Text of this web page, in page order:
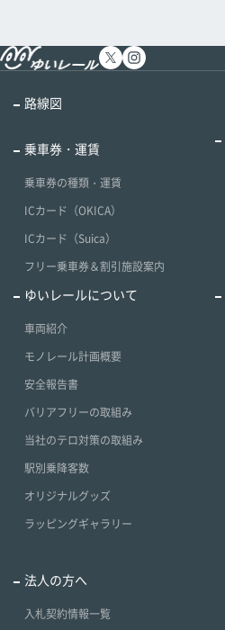
路線図
乗車券・運賃
乗車券の種類・運賃
ICカード（OKICA）
ICカード（Suica）
フリー乗車券＆割引施設案内
ゆいレールについて
車両紹介
モノレール計画概要
安全報告書
バリアフリーの取組み
当社のテロ対策の取組み
駅別乗降客数
オリジナルグッズ
ラッピングギャラリー
法人の方へ
入札契約情報一覧